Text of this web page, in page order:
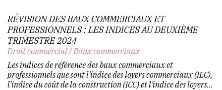
RÉVISION DES BAUX COMMERCIAUX ET
PROFESSIONNELS : LES INDICES AU DEUXIÈME
TRIMESTRE 2024
Droit commercial/Baux commerciaux
Les indices de référence des baux commerciaux et
professionnels que sont l'indice des loyers commerciaux (ILC),
l'indice du coût de la construction (ICC) et l'indice des loyers...